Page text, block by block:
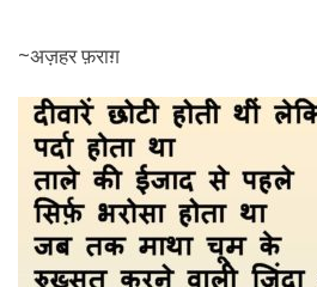
~अज़हर फ़राग़